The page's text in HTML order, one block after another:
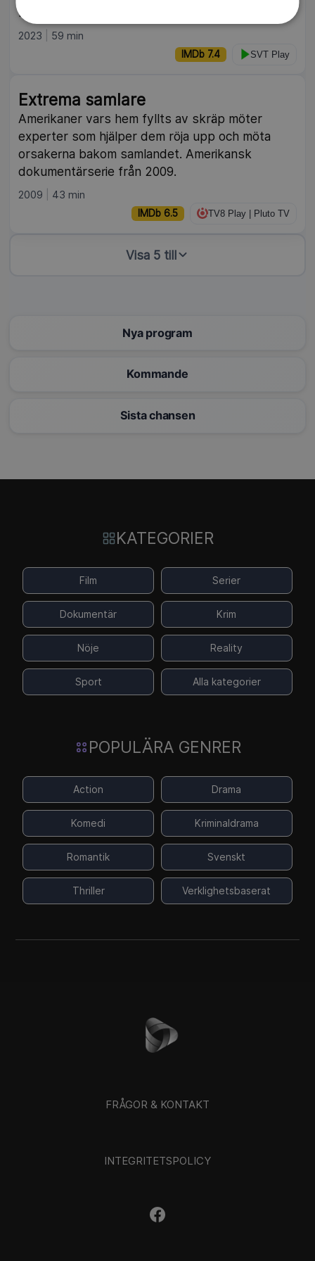
rampljuset.
2023 59 min
IMDb 7.4 SVT Play
Extrema samlare
Amerikaner vars hem fyllts av skräp möter
experter som hjälper dem röja upp och möta
orsakerna bakom samlandet. Amerikansk
dokumentärserie från 2009.
2009 43 min
IMDb 6.5 TV8 Play | Pluto TV
Visa 5 till
Nya program
Kommande
Sista chansen
KATEGORIER
Film Serier
Dokumentär Krim
Nöje Reality
Sport Alla kategorier
POPULÄRA GENRER
Action Drama
Komedi Kriminaldrama
Romantik Svenskt
Thriller Verklighetsbaserat
FRÅGOR & KONTAKT
INTEGRITETSPOLICY